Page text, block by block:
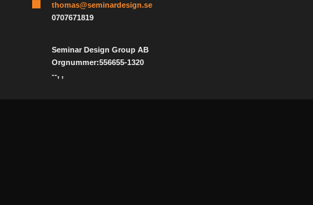
thomas@seminardesign.se
0707671819
Seminar Design Group AB
Orgnummer:556655-1320
--, ,